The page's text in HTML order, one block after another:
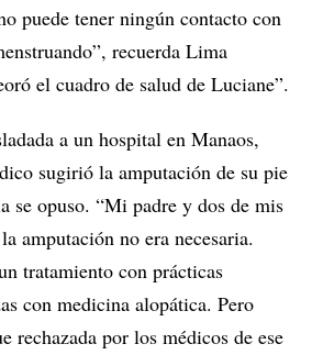
puede tener ningún contacto con
recuerda Lima
el cuadro de salud de Luciane”.
a un hospital en Manaos,
sugirió la amputación de su pie
se opuso. “Mi padre y dos de mis
amputación no era necesaria.
tratamiento con prácticas
con medicina alopática. Pero
rechazada por los médicos de ese